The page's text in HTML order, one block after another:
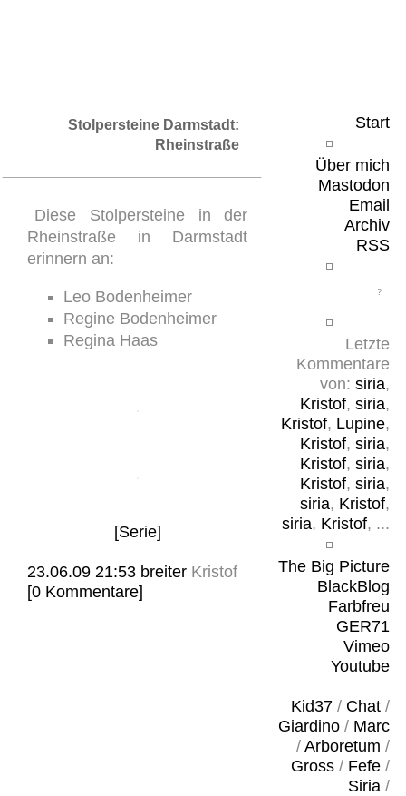
Start
Über mich
Mastodon
Email
Archiv
RSS
Letzte
Kommentare
von: siria,
Kristof, siria,
Kristof, Lupine,
Kristof, siria,
Kristof, siria,
Kristof, siria,
siria, Kristof,
siria, Kristof, ...
The Big Picture
BlackBlog
Farbfreu
GER71
Vimeo
Youtube
Kid37/ Chat/
Giardino/ Marc
/ Arboretum /
Gross/ Fefe/
Siria/
Stolpersteine Darmstadt:
Rheinstraße
Diese Stolpersteine in der
Rheinstraße in Darmstadt
erinnern an:
Leo Bodenheimer
Regine Bodenheimer
Regina Haas
[Serie]
23.06.09 21:53 breiter Kristof
[0 Kommentare]